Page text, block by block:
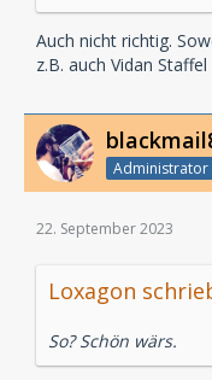
Auch nicht richtig.
z.B. auch Vidan
Administrator
22. September 2023
Loxagon
So? Schön wärs.